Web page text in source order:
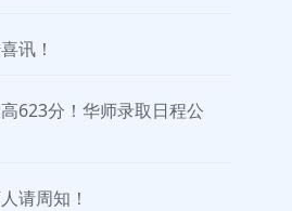
讯！
623分！华师录取日程公
请周知！